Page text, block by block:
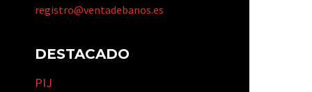
registro@ventadebanos.es
DESTACADO
PIJ